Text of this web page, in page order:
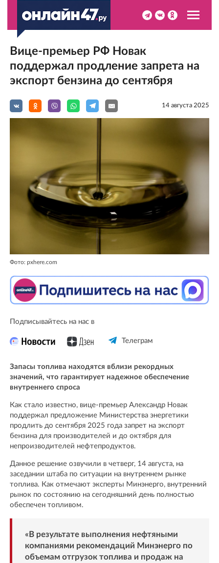
Вице-премьер РФ Новак
поддержал продление запрета на
экспорт бензина до сентября
14 августа 2025
Фото: pxhere.com
Подписывайтесь на нас в
Телеграм
Запасы топлива находятся вблизи рекордных
значений, что гарантирует надежное обеспечение
внутреннего спроса
Как стало известно, вице-премьер Александр Новак
поддержал предложение Министерства энергетики
продлить до сентября 2025 года запрет на экспорт
бензина для производителей и до октября для
непроизводителей нефтепродуктов.
Данное решение озвучили в четверг, 14 августа, на
заседании штаба по ситуации на внутреннем рынке
топлива. Как отмечают эксперты Минэнерго, внутренний
рынок по состоянию на сегодняшний день полностью
обеспечен топливом.
«В результате выполнения нефтяными
компаниями рекомендаций Минэнерго по
объемам отгрузок топлива и продаж на